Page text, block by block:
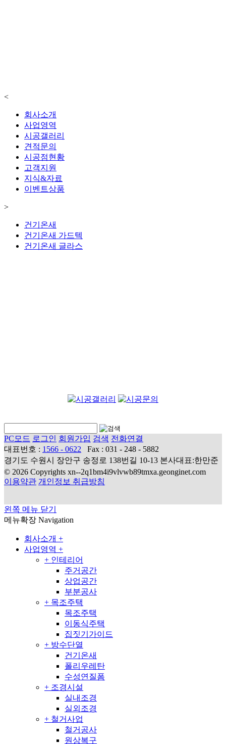
<
회사소개
사업영역
시공갤러리
견적문의
시공점현황
고객지원
지식&자료
이벤트상품
>
건기온새
건기온새 가드텍
건기온새 글라스
PC모드 로그인 회원가입 검색 전화연결
대표번호 : 1566 - 0622
Fax : 031 - 248 - 5882
경기도 수원시 장안구 송정로 138번길 10-13 본사대표:한만준
© 2026 Copyrights xn--2q1bm4i9vlvwb89tmxa.geonginet.com
이용약관 개인정보 취급방침
왼쪽 메뉴 닫기
메뉴확장 Navigation
회사소개 +
사업영역 +
+ 인테리어
주거공간
상업공간
부분공사
+ 목조주택
목조주택
이동식주택
집짓기가이드
+ 방수단열
건기온새
폴리우레탄
수성연질폼
+ 조경시설
실내조경
실외조경
+ 철거사업
철거공사
원상복구